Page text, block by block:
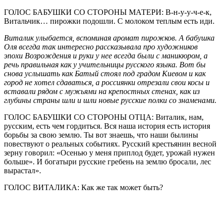
ГОЛОС БАБУШКИ СО СТОРОНЫ МАТЕРИ: В-н-у-у-ч-е-к,
Витальчик… пирожки подошли. С молоком теплым есть иди.
Виталик улыбается, вспоминая аромат пирожков. А бабушка
Оля всегда так интересно рассказывала про художников
эпохи Возрождения и руки у нее всегда были с маникюром, а
речь правильная как у учительницы русского языка. Вот бы
снова услышать как Батый стоял под градом Киевом и как
город не хотел сдаваться, а россиянки отрезали свои косы и
вставали рядом с мужьями на крепостных стенах, как из
глубины страны шли и шли новые русские полки со знаменами.
ГОЛОС БАБУШКИ СО СТОРОНЫ ОТЦА: Виталик, нам,
русским, есть чем гордиться. Вся наша история есть история
борьбы за свою землю. Ты вот знаешь, что наши былины
повествуют о реальных событиях. Русский крестьянин весной
зерну говорил: «Осенью у меня приплод будет, урожай нужен
больше». И богатыри русские гребень на землю бросали, лес
вырастал».
ГОЛОС ВИТАЛИКА: Как же так может быть?